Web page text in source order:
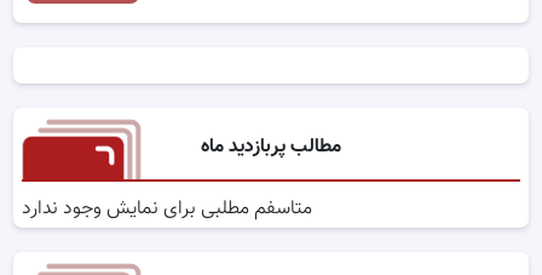
مطالب پربازدید ماه
متاسفم مطلبی برای نمایش وجود ندارد